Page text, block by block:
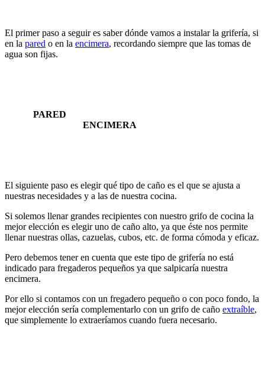
El primer paso a seguir es saber dónde vamos a instalar la grifería, si
en la pared o en la encimera, recordando siempre que las tomas de
agua son fijas.
PARED
ENCIMERA
El siguiente paso es elegir qué tipo de caño es el que se ajusta a
nuestras necesidades y a las de nuestra cocina.
Si solemos llenar grandes recipientes con nuestro grifo de cocina la
mejor elección es elegir uno de caño alto, ya que éste nos permite
llenar nuestras ollas, cazuelas, cubos, etc. de forma cómoda y eficaz.
Pero debemos tener en cuenta que este tipo de grifería no está
indicado para fregaderos pequeños ya que salpicaría nuestra
encimera.
Por ello si contamos con un fregadero pequeño o con poco fondo, la
mejor elección sería complementarlo con un grifo de caño extraíble,
que simplemente lo extraeríamos cuando fuera necesario.